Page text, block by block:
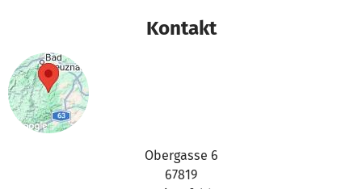
Kontakt
Obergasse 6
67819